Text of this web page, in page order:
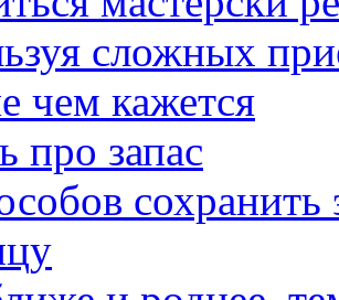
сложных
чем кажется
про запас